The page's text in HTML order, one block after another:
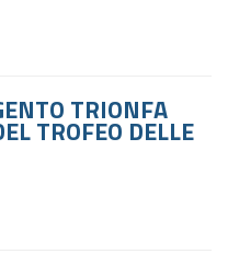
TRIONFA
TROFEO DELLE